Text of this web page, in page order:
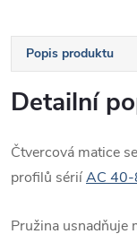
Popis produktu
Detailní
Čtvercová matice
profilů sériíAC
Pružina usnadňuje